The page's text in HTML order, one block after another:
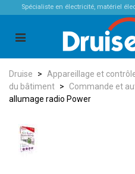
Spécialiste en électricité, matériel
Druise > Appareillage et
du bâtiment > Commande et
allumage radio Power